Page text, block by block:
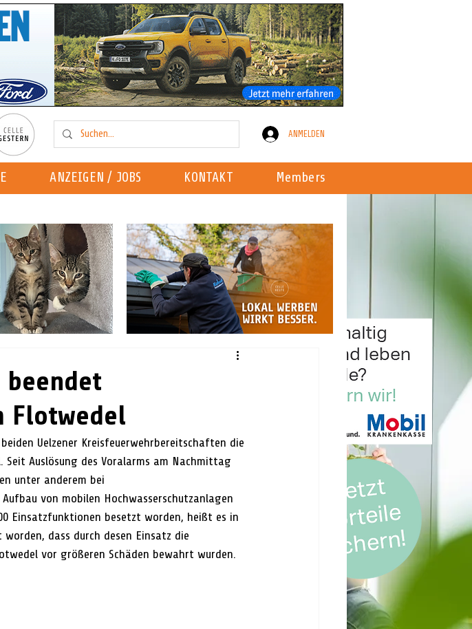
ANMELDEN
ANZEIGEN / JOBS KONTAKT Members
beendet
Flotwedel
Uelzener Kreisfeuerwehrbereitschaften die
Auslösung des Voralarms am Nachmittag
unter anderem bei
von mobilen Hochwasserschutzanlagen
Einsatzfunktionen besetzt worden, heißt es in
dass durch desen Einsatz die
vor größeren Schäden bewahrt wurden.